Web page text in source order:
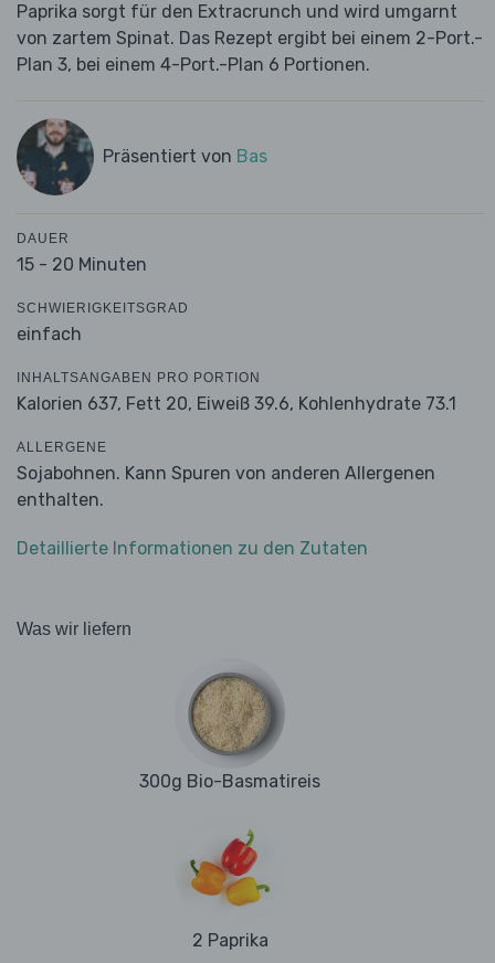
Paprika sorgt für den Extracrunch und wird umgarnt
von zartem Spinat. Das Rezept ergibt bei einem 2-Port.-
Plan 3, bei einem 4-Port.-Plan 6 Portionen.
Präsentiert von Bas
DAUER
15 - 20 Minuten
SCHWIERIGKEITSGRAD
einfach
INHALTSANGABEN PRO PORTION
Kalorien 637, Fett 20, Eiweiß 39.6, Kohlenhydrate 73.1
ALLERGENE
Sojabohnen. Kann Spuren von anderen Allergenen
enthalten.
Detaillierte Informationen zu den Zutaten
Was wir liefern
300g Bio-Basmatireis
2 Paprika